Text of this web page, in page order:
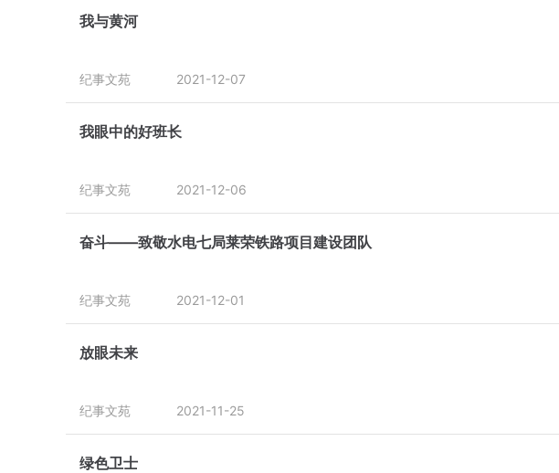
我与黄河
纪事文苑 2021-12-07
我眼中的好班长
纪事文苑 2021-12-06
奋斗——致敬水电七局莱荣铁路项目建设团队
纪事文苑 2021-12-01
放眼未来
纪事文苑 2021-11-25
绿色卫士